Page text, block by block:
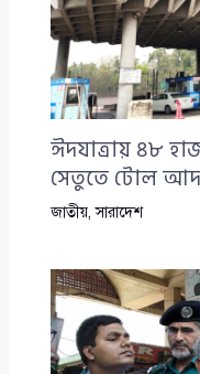
ঈদযাত্রায় ৪৮
সেতুতে টোল
জাতীয়,সারাদেশ